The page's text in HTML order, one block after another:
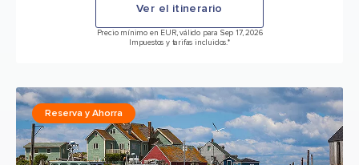
Ver el itinerario
Precio mínimo en EUR, válido para Sep 17, 2026
Impuestos y tarifas incluidos.*
Reserva y Ahorra